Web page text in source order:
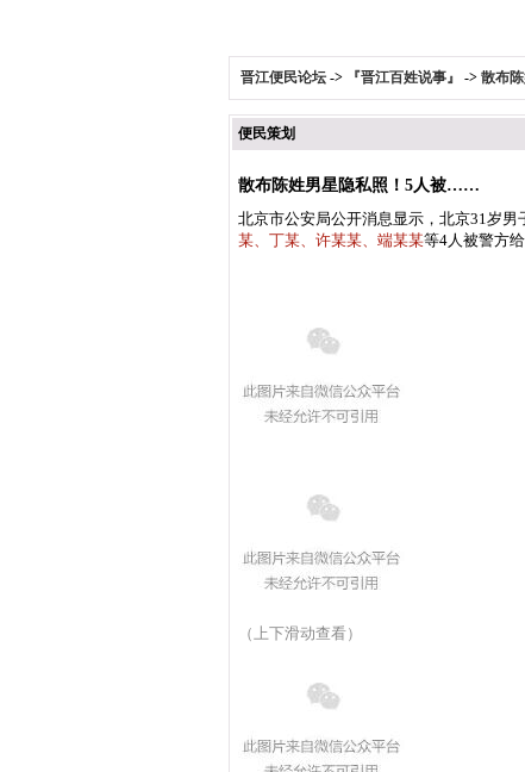
晋江便民论坛 -> 『晋江百姓说事』 -> 散布
便民策划
散布陈姓男星隐私照！5人被……
北京市公安局公开消息显示，北京31岁男
某、丁某、许某某、端某某等4人被警方
（上下滑动查看）